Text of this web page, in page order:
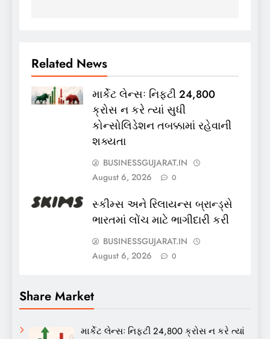
Related News
માર્કેટ લેન્સઃ નિફ્ટી 24,800
ક્રોસ ન કરે ત્યાં સુધી
કોન્સોલિડેશન તબક્કામાં રહેવાની
શક્યતા
BUSINESSGUJARAT.IN
August 6, 2026
0
સ્કીમ્સ અને રિલાયન્સ બ્રાન્ડ્સે
ભારતમાં લોંચ માટે ભાગીદારી કરી
BUSINESSGUJARAT.IN
August 6, 2026
0
Share Market
માર્કેટ લેન્સઃ નિફ્ટી 24,800 ક્રોસ ન કરે ત્યાં